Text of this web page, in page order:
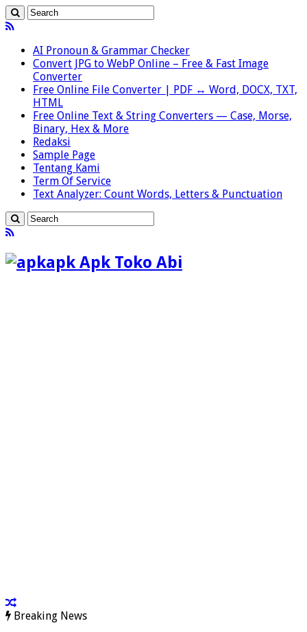
AI Pronoun & Grammar Checker
Convert JPG to WebP Online – Free & Fast Image
Converter
Free Online File Converter | PDF ↔ Word, DOCX, TXT,
HTML
Free Online Text & String Converters — Case, Morse,
Binary, Hex & More
Redaksi
Sample Page
Tentang Kami
Term Of Service
Text Analyzer: Count Words, Letters & Punctuation
apk Apk Toko Abi
Breaking News